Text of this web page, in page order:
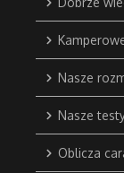
Nasze
Nasze
Oblicza